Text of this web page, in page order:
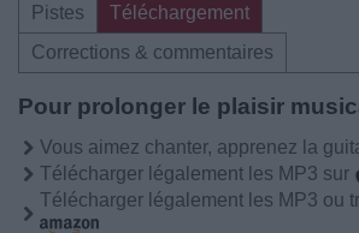
Pistes
Téléchargement
Corrections & commentaires
Pour prolonger le plaisir
Vous aimez chanter, apprenez la
Télécharger légalement les MP3 sur
Télécharger légalement les MP3 ou